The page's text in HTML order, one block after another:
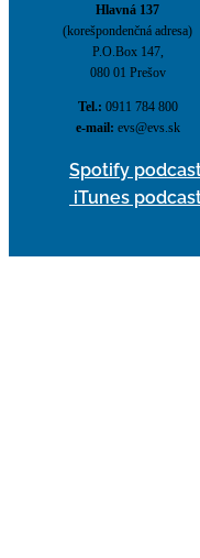
Hlavná 137
(korešpondenčná adresa)
P.O.Box 147,
080 01 Prešov
Tel.: 0911 784 800
e-mail: evs@evs.sk
Spotify
iTunes